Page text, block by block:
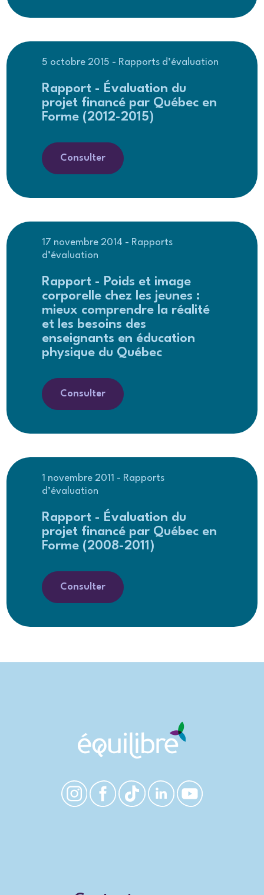
5 octobre 2015 - Rapports d’évaluation
Rapport - Évaluation du
projet financé par Québec en
Forme (2012-2015)
Consulter
17 novembre 2014 - Rapports
d’évaluation
Rapport - Poids et image
corporelle chez les jeunes :
mieux comprendre la réalité
et les besoins des
enseignants en éducation
physique du Québec
Consulter
1 novembre 2011 - Rapports
d’évaluation
Rapport - Évaluation du
projet financé par Québec en
Forme (2008-2011)
Consulter